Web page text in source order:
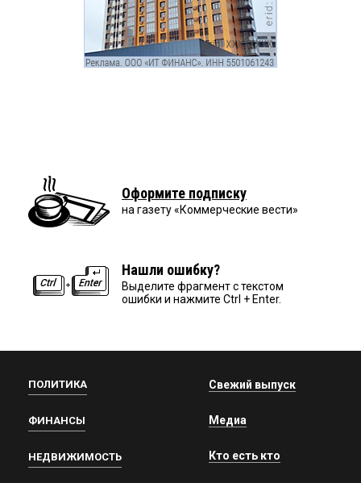
Оформите подписку
на газету «Коммерческие вести»
Нашли ошибку?
Выделите фрагмент с текстом
ошибки и нажмите Ctrl + Enter.
ПОЛИТИКА
ФИНАНСЫ
НЕДВИЖИМОСТЬ
Свежий выпуск
Медиа
Кто есть кто